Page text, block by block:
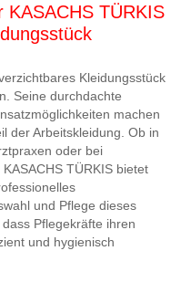
TÜRKIS
Kleidungsstück
Seine durchdachte
machen
der Arbeitskleidung. Ob in
oder bei
TÜRKIS bietet
und Pflege dieses
Pflegekräfte ihren
und hygienisch